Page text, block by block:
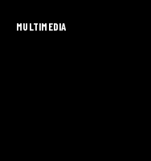
MULTIMEDIA